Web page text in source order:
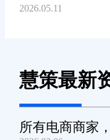
2026.05.11
慧策最新
所有电商商家